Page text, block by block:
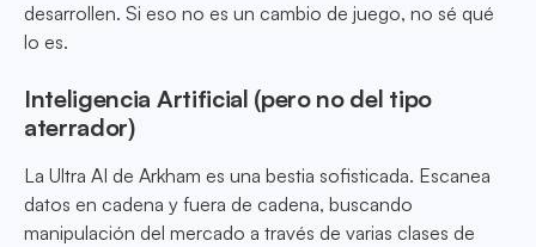
desarrollen. Si eso no es un cambio de juego, no sé qué
lo es.
Inteligencia Artificial (pero no del tipo
aterrador)
La Ultra AI de Arkham es una bestia sofisticada. Escanea
datos en cadena y fuera de cadena, buscando
manipulación del mercado a través de varias clases de